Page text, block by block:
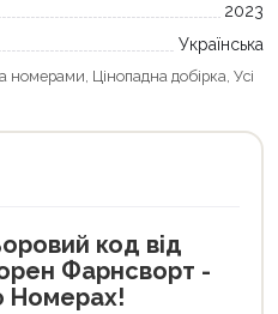
2023
Українська
номерами, Цінопадна добірка, Усі
код від
Фарнсворт -
Номерах!